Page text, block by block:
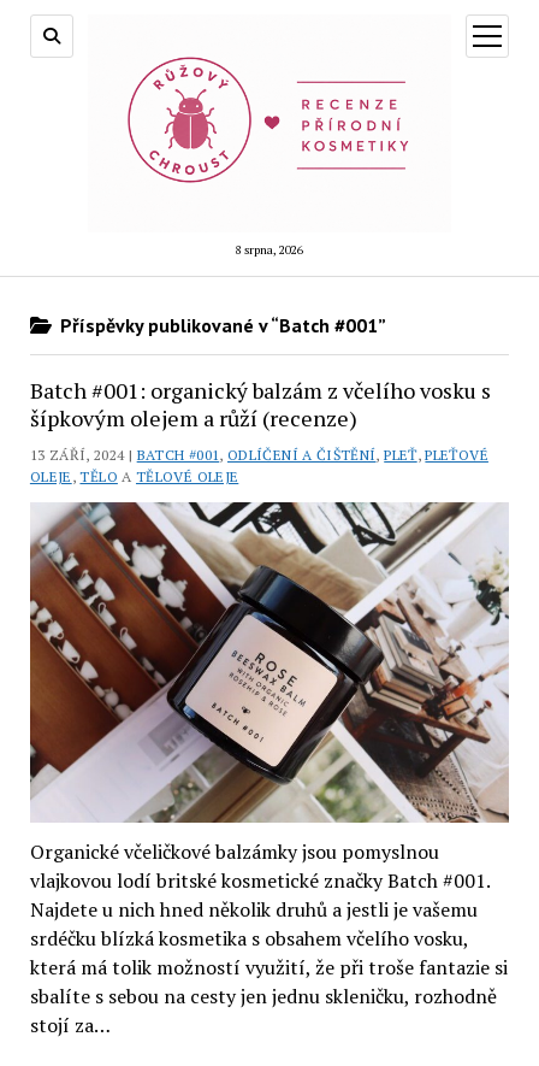
8 srpna, 2026
otevřít
menu
Příspěvky publikované v “Batch #001”
Batch #001: organický balzám z včelího vosku s
šípkovým olejem a růží (recenze)
13 ZÁŘÍ, 2024 | BATCH #001, ODLÍČENÍ A ČIŠTĚNÍ,PLEŤ,PLEŤOVÉ
OLEJE ,TĚLO A TĚLOVÉ OLEJE
Organické včeličkové balzámky jsou pomyslnou
vlajkovou lodí britské kosmetické značky Batch #001.
Najdete u nich hned několik druhů a jestli je vašemu
srdéčku blízká kosmetika s obsahem včelího vosku,
která má tolik možností využití, že při troše fantazie si
sbalíte s sebou na cesty jen jednu skleničku, rozhodně
stojí za…